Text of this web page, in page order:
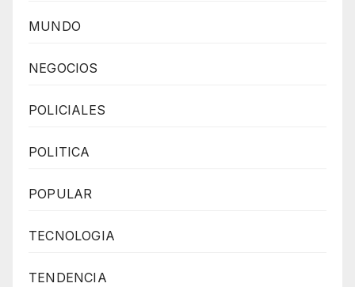
MUNDO
NEGOCIOS
POLICIALES
POLITICA
POPULAR
TECNOLOGIA
TENDENCIA